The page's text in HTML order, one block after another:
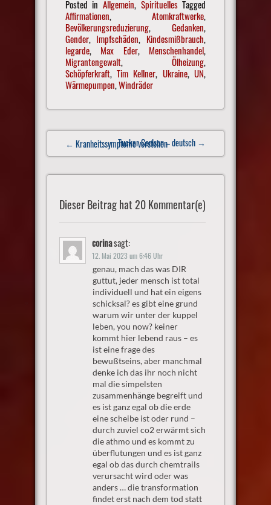
Posted in Allgemein, SpirituellesTagged
Affirmationen,Atomkraftwerke,
Bevölkerungsreduzierung,Gedanken,
Gender, Impfschäden, Kindesmißbrauch,
legarde, Max Eder, Menschenhandel,
Migrantengewalt,Ölheizung,
Schöpferkraft,Tim Kellner, Ukraine,UN,
Wärmepumpen,Windräder
Post
navigation
← Kranheitssymptome verstehen
Tucker Carlson – deutsch →
Dieser Beitrag hat 20 Kommentar(e)
corinasagt:
12. Mai 2023 um 6:46 Uhr
genau, mach das was DIR
guttut, jeder mensch ist total
individuell und hat ein eigens
schicksal? es gibt eine grund
warum wir unter der kuppel
leben, you now? keiner
kommt hier lebend raus – es
ist eine frage des
bewußtseins, aber manchmal
denke ich das ihr noch nicht
mal die simpelsten
zusammenhänge begreift und
es ist ganz egal ob die erde
eine scheibe ist oder rund –
durch zuviel co2 erwärmt sich
die athmo und es kommt zu
überflutungen und es ist ganz
egal ob das durch chemtrails
verursacht wird oder was
anders … die transformation
findet erst nach dem tod statt